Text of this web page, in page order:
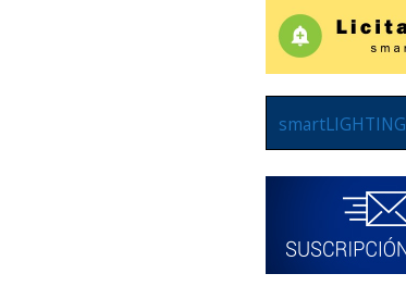
smartLIGHTING